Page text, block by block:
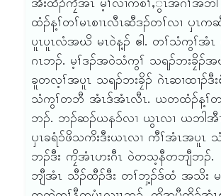
အိးထီၣ်ကၠိအံၤ မ့ၢ်လၢကစၢ်ႇွၤအဂံၢ်အဘ
ထံၣ်န့ၢ်တၢ်မၤစၢၤလီၤဆီဒၣ်တၢ်လၢ ၦ
ပူၤပူၤလံအဃိ မၤဝဲန့ၣ် ဧါ. တၢ်သံကွၢ်အံ
ဂၤဘၣ်. မ့ၢ်ဒၣ်အဝဲသံကွၢ် သရၣ်ဘးခၠိၣ်
ခူတလ့ၢ်အပူၤ သရၣ်ဘးခၠိၣ် ဂဲၤဆၢထၢၣ်ဒီ
သံကွၢ်တဘီ အံၤဒ်အံၤလီၤ. ယတထံၣ်န့ၢ်တၢ်
ဘၣ်. ဘၣ်ဆၣ်ယန၁်လၢ ယွၤလၢ ယဘါအီ
ၦၤခရံ၁်ဖိသကိးဒီးယၤလၢ ကီၢ်အံၤအပူၤ
ဘၣ်ဒီး ကၠိအံၤဟးဂီၤ ဝဲတသ့နီတဘျီဘၣ်.
ဘျီအံၤ သီၣ်ထီၣ်ဒီး တၢ်ဘှ့ၣ်ဒ်ထံ အသိး မ